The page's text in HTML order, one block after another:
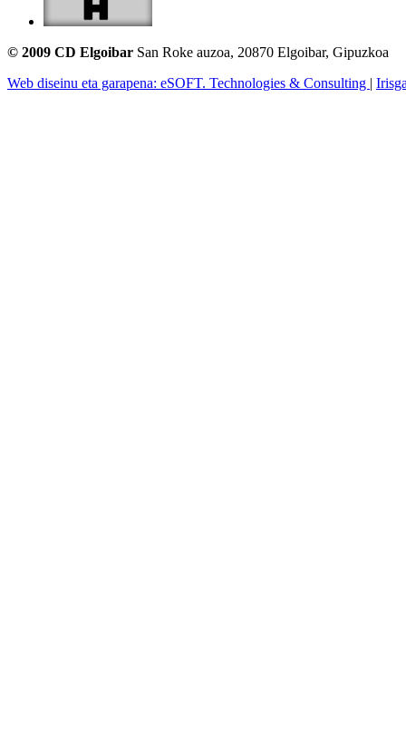
© 2009 CD Elgoibar San Roke auzoa, 20870 Elgoibar, Gipuzkoa
Web diseinu eta garapena: eSOFT. Technologies & Consulting |